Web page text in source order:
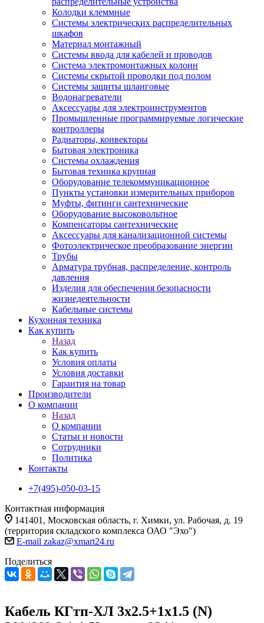
Колодки клеммные
Системы электрических распределительных
шкафов
Материал монтажный
Системы ввода для кабелей и проводов
Система электромонтажных колонн
Системы скрытой проводки под полом
Системы защиты шланговые
Водонагреватели
Аксессуары для электроинструментов
Промышленные программируемые логические
контроллеры
Радиаторы, конвекторы
Бытовая электроника
Системы охлаждения
Бытовая техника крупная
Оборудование телекоммуникационное
Пункты установки измерительных приборов
Муфты, фитинги сантехнические
Оборудование высоковольтное
Компенсаторы сантехнические
Аксессуары для канализационной системы
Фотоэлектрическое преобразование энергии
Трубы
Арматура трубная, распределение, контроль
давления
Изделия для обеспечения безопасности
жизнедеятельности
Кабельные системы
Кухонная техника
Как купить
Назад
Как купить
Условия оплаты
Условия доставки
Гарантия на товар
Производители
О компании
Назад
О компании
Статьи и новости
Сотрудники
Политика
Контакты
+7(495)-050-03-15
Контактная информация
141401, Московская область, г. Химки, ул. Рабочая, д. 19
(территория складского комплекса ОАО "Эхо")
E-mail zakaz@xmart24.ru
Поделиться
Кабель КГтп-ХЛ 3х2.5+1х1.5 (N)